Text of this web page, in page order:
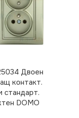
DOMO
Перлено Бяло
KANLUX
Двоен
контакт.
стандарт.
DOMO